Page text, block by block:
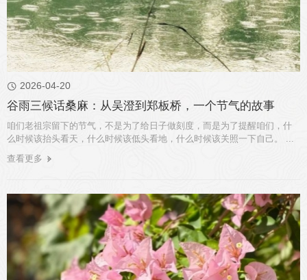
 2026-04-20
谷雨三候话桑麻：从吴澄到郑板桥，一个节气的故事
咱们老祖宗留下的节气，不是为了给日子做刻度，而是为了提醒咱们，什
么时候该抬头看天，什么时候该低头看地，什么时候该关照一下自己。 ...
查看更多